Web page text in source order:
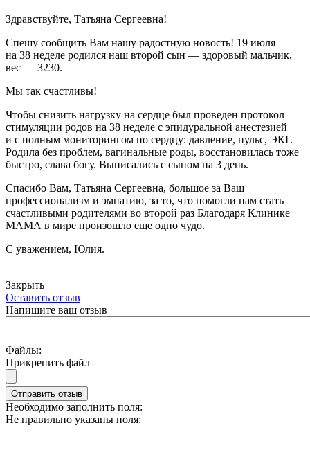
Здравствуйте, Татьяна Сергеевна!
Спешу сообщить Вам нашу радостную новость! 19 июля
на 38 неделе родился наш второй сын — здоровый мальчик,
вес — 3230.
Мы так счастливы!
Чтобы снизить нагрузку на сердце был проведен протокол
стимуляции родов на 38 неделе с эпидуральной анестезией
и с полным мониторингом по сердцу: давление, пульс, ЭКГ.
Родила без проблем, вагинальные роды, восстановилась тоже
быстро, слава богу. Выписались с сыном на 3 день.
Спасибо Вам, Татьяна Сергеевна, большое за Ваш
профессионализм и эмпатию, за то, что помогли нам стать
счастливыми родителями во второй раз Благодаря Клинике
МАМА в мире произошло еще одно чудо.
С уважением, Юлия.
Закрыть
Оставить отзыв
Напишите ваш отзыв
Файлы:
Прикрепить файл
Отправить отзыв
Необходимо заполнить поля:
Не правильно указаны поля: